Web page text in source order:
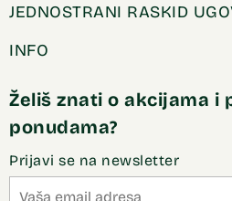
JEDNOSTRANI RASKID
INFO
Želiš znati o akcijama i
ponudama?
Prijavi se na newsletter